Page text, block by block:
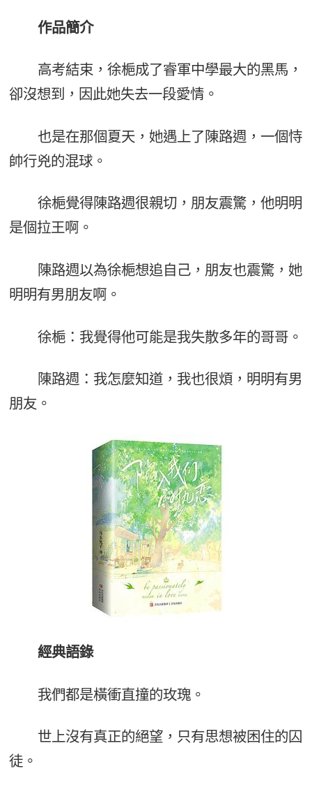
作品簡介
高考結束，徐梔成了睿軍中學最大的黑馬，
卻沒想到，因此她失去一段愛情。
也是在那個夏天，她遇上了陳路週，一個恃
帥行兇的混球。
徐梔覺得陳路週很親切，朋友震驚，他明明
是個拉王啊。
陳路週以為徐梔想追自己，朋友也震驚，她
明明有男朋友啊。
徐梔：我覺得他可能是我失散多年的哥哥。
陳路週：我怎麼知道，我也很煩，明明有男
朋友。
經典語錄
我們都是橫衝直撞的玫瑰。
世上沒有真正的絕望，只有思想被困住的囚
徒。